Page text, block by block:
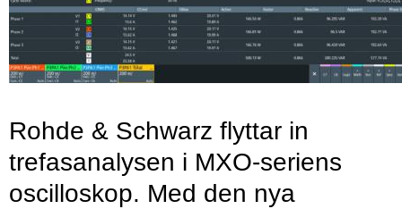
Rohde & Schwarz flyttar in
trefasanalysen i MXO-seriens
oscilloskop. Med den nya